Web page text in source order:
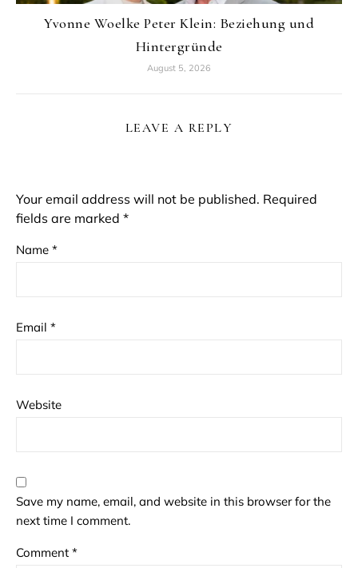
Yvonne Woelke Peter Klein: Beziehung und
Hintergründe
August 5, 2026
LEAVE A REPLY
Your email address will not be published. Required
fields are marked *
Name *
Email *
Website
Save my name, email, and website in this browser for the
next time I comment.
Comment *